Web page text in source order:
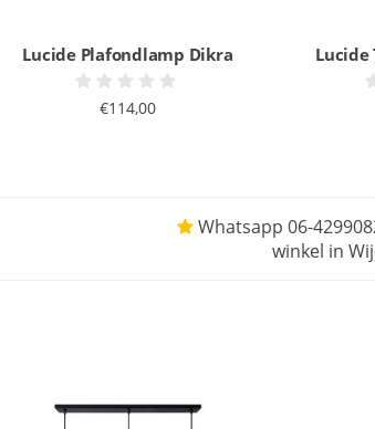
Lucide Plafondlamp Dikra
€114,00
Lucide
Whatsapp 06-
winkel in